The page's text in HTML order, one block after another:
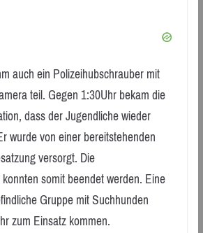
auch ein Polizeihubschrauber mit
teil. Gegen 1:30Uhr bekam die
dass der Jugendliche wieder
wurde von einer bereitstehenden
versorgt. Die
somit beendet werden. Eine
Gruppe mit Suchhunden
zum Einsatz kommen.